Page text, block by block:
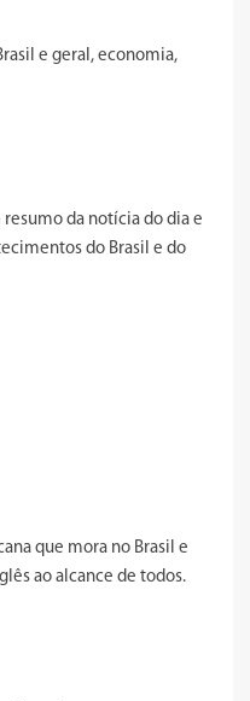
e geral, economia,
resumo da notícia do dia e
do Brasil e do
que mora no Brasil e
ao alcance de todos.